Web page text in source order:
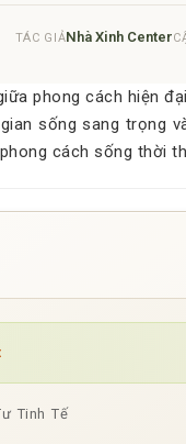
TÁC GIẢNhà Xinh Center
phong cách hiện
sống sang
cách sống thời
Tinh Tế